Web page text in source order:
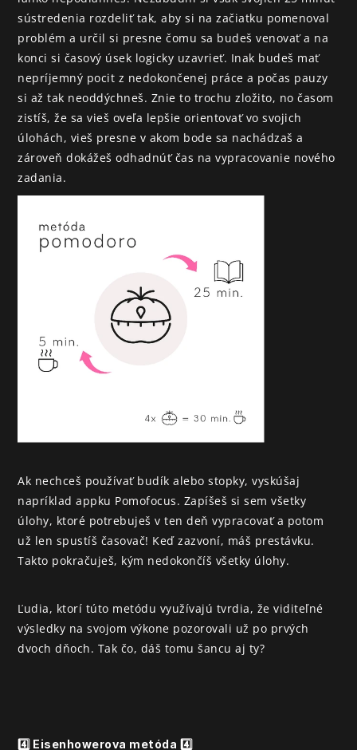
sústredenia rozdeliť tak, aby si na začiatku pomenoval
problém a určil si presne čomu sa budeš venovať a na
konci si časový úsek logicky uzavrieť. Inak budeš mať
nepríjemný pocit z nedokončenej práce a počas pauzy
si až tak neoddýchneš. Znie to trochu zložito, no časom
zistíš, že sa vieš oveľa lepšie orientovať vo svojich
úlohách, vieš presne v akom bode sa nachádzaš a
zároveň dokážeš odhadnúť čas na vypracovanie nového
zadania.
Ak nechceš používať budík alebo stopky, vyskúšaj
napríklad appku Pomofocus. Zapíšeš si sem všetky
úlohy, ktoré potrebuješ v ten deň vypracovať a potom
už len spustíš časovač! Keď zazvoní, máš prestávku.
Takto pokračuješ, kým nedokončíš všetky úlohy.
Ľudia, ktorí túto metódu využívajú tvrdia, že viditeľné
výsledky na svojom výkone pozorovali už po prvých
dvoch dňoch. Tak čo, dáš tomu šancu aj ty?
4️⃣ Eisenhowerova metóda 4️⃣